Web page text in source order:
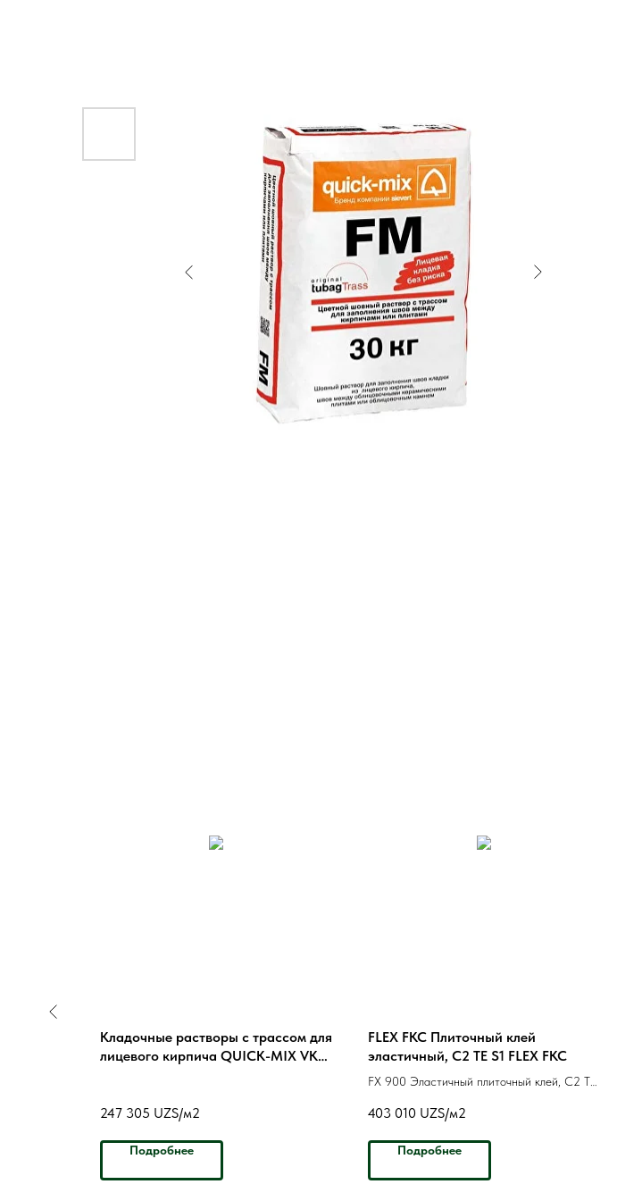
Кладочные растворы с трассом для
лицевого кирпича QUICK-MIX VK
247 305 UZS/м2
Подробнее
FLEX FKC Плиточный клей
эластичный, C2 TE S1 FLEX FKC
FX 900 Эластичный плиточный клей, C2 TE
403 010 UZS/м2
Подробнее